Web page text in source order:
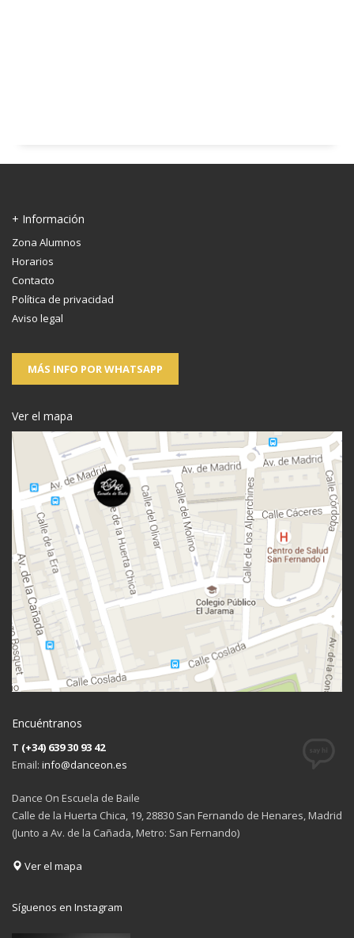
+ Información
Zona Alumnos
Horarios
Contacto
Política de privacidad
Aviso legal
MÁS INFO POR WHATSAPP
Ver el mapa
Encuéntranos
T (+34) 639 30 93 42
Email: info@danceon.es
Dance On Escuela de Baile
Calle de la Huerta Chica, 19, 28830 San Fernando de Henares, Madrid
(Junto a Av. de la Cañada, Metro: San Fernando)
Ver el mapa
Síguenos en Instagram